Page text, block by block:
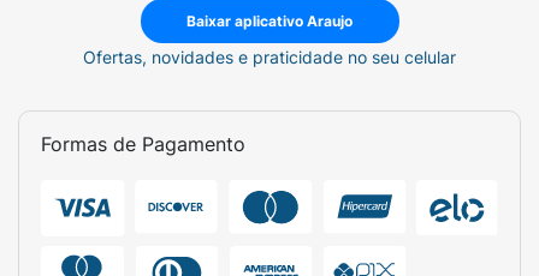
Baixar aplicativo Araujo
Ofertas, novidades e praticidade no seu celular
Formas de Pagamento